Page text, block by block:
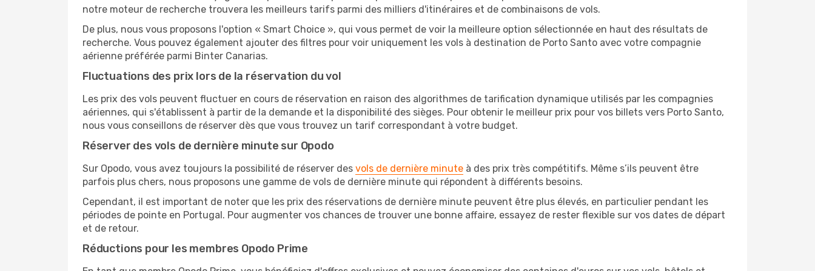
notre moteur de recherche trouvera les meilleurs tarifs parmi des milliers d'itinéraires et de combinaisons de vols.
De plus, nous vous proposons l'option « Smart Choice », qui vous permet de voir la meilleure option sélectionnée en haut des résultats de
recherche. Vous pouvez également ajouter des filtres pour voir uniquement les vols à destination de Porto Santo avec votre compagnie
aérienne préférée parmi Binter Canarias.
Fluctuations des prix lors de la réservation du vol
Les prix des vols peuvent fluctuer en cours de réservation en raison des algorithmes de tarification dynamique utilisés par les compagnies
aériennes, qui s'établissent à partir de la demande et la disponibilité des sièges. Pour obtenir le meilleur prix pour vos billets vers Porto Santo,
nous vous conseillons de réserver dès que vous trouvez un tarif correspondant à votre budget.
Réserver des vols de dernière minute sur Opodo
Sur Opodo, vous avez toujours la possibilité de réserver des vols de dernière minute à des prix très compétitifs. Même s’ils peuvent être
parfois plus chers, nous proposons une gamme de vols de dernière minute qui répondent à différents besoins.
Cependant, il est important de noter que les prix des réservations de dernière minute peuvent être plus élevés, en particulier pendant les
périodes de pointe en Portugal. Pour augmenter vos chances de trouver une bonne affaire, essayez de rester flexible sur vos dates de départ
et de retour.
Réductions pour les membres Opodo Prime